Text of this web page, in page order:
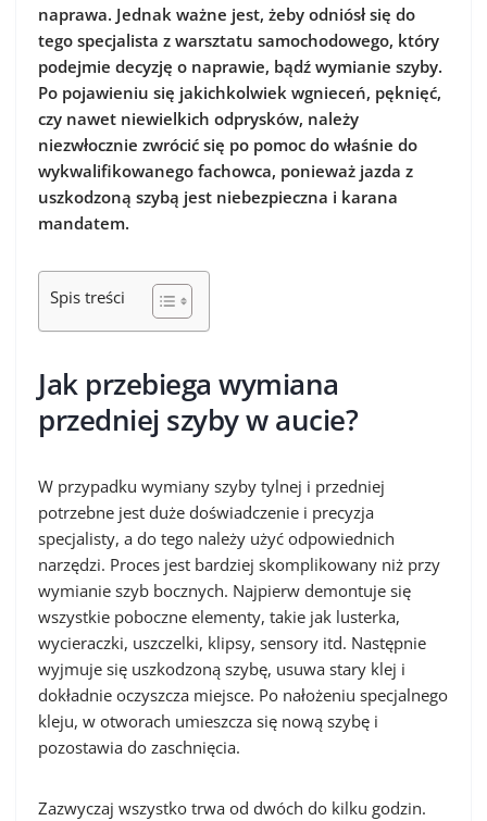
naprawa. Jednak ważne jest, żeby odniósł się do
tego specjalista z warsztatu samochodowego, który
podejmie decyzję o naprawie, bądź wymianie szyby.
Po pojawieniu się jakichkolwiek wgnieceń, pęknięć,
czy nawet niewielkich odprysków, należy
niezwłocznie zwrócić się po pomoc do właśnie do
wykwalifikowanego fachowca, ponieważ jazda z
uszkodzoną szybą jest niebezpieczna i karana
mandatem.
Spis treści
Jak przebiega wymiana
przedniej szyby w aucie?
W przypadku wymiany szyby tylnej i przedniej
potrzebne jest duże doświadczenie i precyzja
specjalisty, a do tego należy użyć odpowiednich
narzędzi. Proces jest bardziej skomplikowany niż przy
wymianie szyb bocznych. Najpierw demontuje się
wszystkie poboczne elementy, takie jak lusterka,
wycieraczki, uszczelki, klipsy, sensory itd. Następnie
wyjmuje się uszkodzoną szybę, usuwa stary klej i
dokładnie oczyszcza miejsce. Po nałożeniu specjalnego
kleju, w otworach umieszcza się nową szybę i
pozostawia do zaschnięcia.
Zazwyczaj wszystko trwa od dwóch do kilku godzin.